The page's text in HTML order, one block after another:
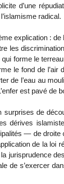
d’une
radical.
explication :
les
forme le
le fond de l’air
de l’eau au
est pavé de
surprises de
dérives
— de
de la loi
jurisprudence
de s’exercer